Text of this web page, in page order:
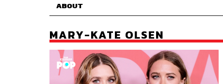
ABOUT
MARY-KATE OLSEN